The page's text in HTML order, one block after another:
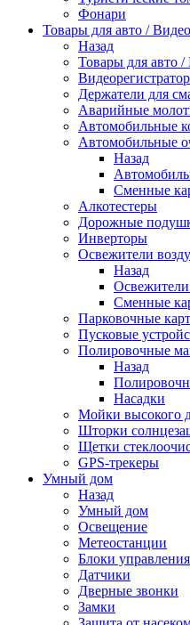
Фонари
Товары для авто /
Назад
Товары для авто /
Держатели для
Аварийные
Автомобильные
Автомобильные
Назад
Сменные
Алкотестеры
Дорожные
Инверторы
Освежители
Назад
Освежители
Сменные
Парковочные
Пусковые
Полировочные
Назад
Насадки
Мойки высокого
Шторки
Щетки
GPS-трекеры
Умный дом
Назад
Умный дом
Освещение
Метеостанции
Блоки управления
Датчики
Дверные звонки
Замки